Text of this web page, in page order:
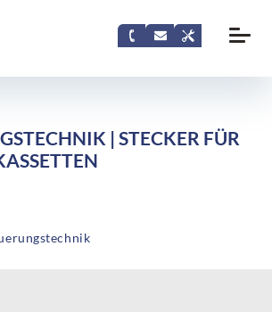
| STECKER FÜR